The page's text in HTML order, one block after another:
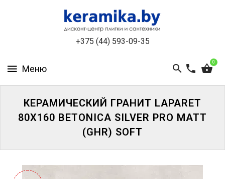
+375 (44) 593-09-35
0
ДИЗАЙН
НОВОСТИ
АКЦИИ
КЕРАМИЧЕСКИЙ ГРАНИТ LAPARET
80X160 BETONICA SILVER PRO MATT
(GHR) SOFT